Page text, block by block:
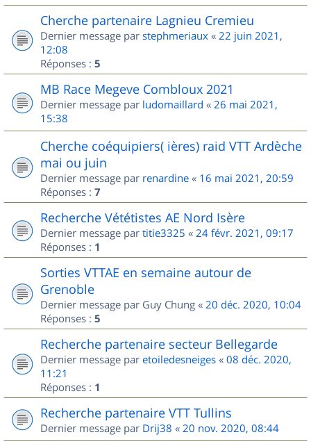
Cherche partenaire Lagnieu Cremieu
Dernier message par stephmeriaux « 22 juin 2021,
12:08
Réponses : 5
MB Race Megeve Combloux 2021
Dernier message par ludomaillard « 26 mai 2021,
15:38
Cherche coéquipiers( ières) raid VTT Ardèche
mai ou juin
Dernier message par renardine « 16 mai 2021, 20:59
Réponses : 7
Recherche Vététistes AE Nord Isère
Dernier message par titie3325 « 24 févr. 2021, 09:17
Réponses : 1
Sorties VTTAE en semaine autour de
Grenoble
Dernier message par Guy Chung « 20 déc. 2020, 10:04
Réponses : 5
Recherche partenaire secteur Bellegarde
Dernier message par etoiledesneiges « 08 déc. 2020,
11:21
Réponses : 1
Recherche partenaire VTT Tullins
Dernier message par Drij38 « 20 nov. 2020, 08:44